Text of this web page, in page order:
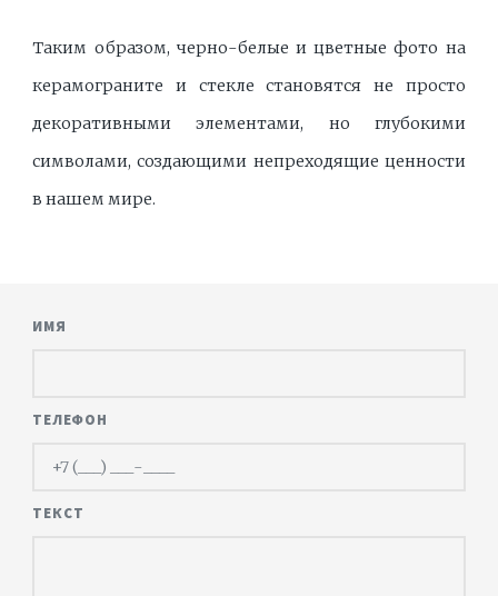
Таким образом, черно-белые и цветные фото на
керамограните и стекле становятся не просто
декоративными элементами, но глубокими
символами, создающими непреходящие ценности
в нашем мире.
ИМЯ
ТЕЛЕФОН
ТЕКСТ